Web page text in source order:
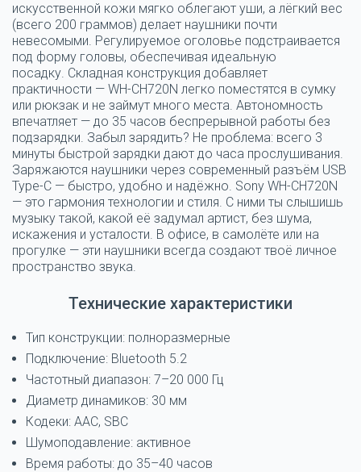
искусственной кожи мягко облегают уши, а лёгкий вес
(всего 200 граммов) делает наушники почти
невесомыми. Регулируемое оголовье подстраивается
под форму головы, обеспечивая идеальную
посадку. Складная конструкция добавляет
практичности — WH-CH720N легко поместятся в сумку
или рюкзак и не займут много места. Автономность
впечатляет — до 35 часов беспрерывной работы без
подзарядки. Забыл зарядить? Не проблема: всего 3
минуты быстрой зарядки дают до часа прослушивания.
Заряжаются наушники через современный разъём USB
Type-C — быстро, удобно и надёжно. Sony WH-CH720N
— это гармония технологии и стиля. С ними ты слышишь
музыку такой, какой её задумал артист, без шума,
искажения и усталости. В офисе, в самолёте или на
прогулке — эти наушники всегда создают твоё личное
пространство звука.
Технические характеристики
Тип конструкции: полноразмерные
Подключение: Bluetooth 5.2
Частотный диапазон: 7–20 000 Гц
Диаметр динамиков: 30 мм
Кодеки: AAC, SBC
Шумоподавление: активное
Время работы: до 35–40 часов